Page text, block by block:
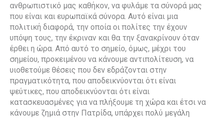
ανθρωπιστικό μας καθήκον, να φυλάμε τα σύνορά μας
που είναι και ευρωπαϊκά σύνορα. Αυτό είναι μια
πολιτική διαφορά, την οποία οι πολίτες την έχουν
υπόψη τους, την έκριναν και θα την ξανακρίνουν όταν
έρθει η ώρα. Από αυτό το σημείο, όμως, μέχρι του
σημείου, προκειμένου να κάνουμε αντιπολίτευση, να
υιοθετούμε θέσεις που δεν εδράζονται στην
πραγματικότητα, που αποδεικνύονται ότι είναι
ψεύτικες, που αποδεικνύονται ότι είναι
κατασκευασμένες για να πλήξουμε τη χώρα και έτσι να
κάνουμε ζημιά στην Πατρίδα, υπάρχει πολύ μεγάλη